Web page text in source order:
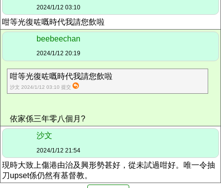
2024/1/12 03:10
咁等光復咗嘅時代我請您飲啦
beebeechan
2024/1/12 20:19
咁等光復咗嘅時代我請您飲啦
沙文 2024/1/12 03:10 提交
依家係三年零八個月?
沙文
2024/1/12 21:54
現時大致上傷港由治及興形勢甚好，從未試過咁好。唯一令抽
刀upset係仍然有基督教。